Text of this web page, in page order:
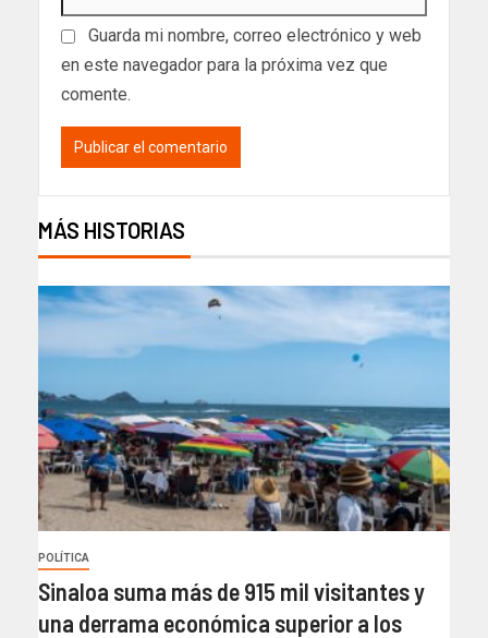
Guarda mi nombre, correo electrónico y web
en este navegador para la próxima vez que
comente.
MÁS HISTORIAS
POLÍTICA
Sinaloa suma más de 915 mil visitantes y
una derrama económica superior a los